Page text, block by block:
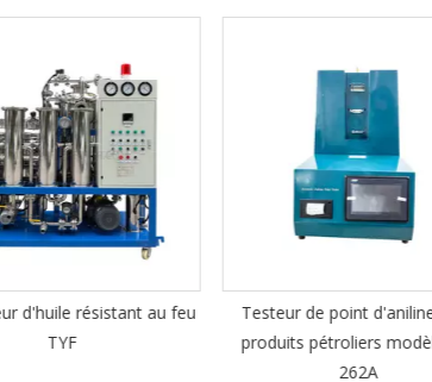
résistant au feu
Testeur de point d'aniline pour
produits pétroliers modèle TP-